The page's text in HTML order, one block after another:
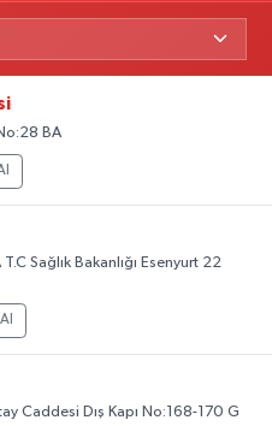
BA
Sağlık Bakanlığı Esenyurt 22
Caddesi Dış Kapı No:168-170 G